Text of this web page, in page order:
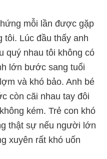
mỗi lần được gặp
tôi. Lúc đầu thấy anh
quý nhau tôi không có
lớn bước sang tuổi
và khó bảo. Anh bé
còn cãi nhau tay đôi
kém. Trẻ con khó
thật sự nếu người lớn
xuyên rất khó uốn